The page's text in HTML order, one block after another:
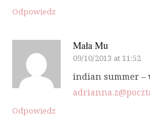
Odpowiedz
Mała Mu
09/10/2013 at 11:52
indian summer –
Odpowiedz